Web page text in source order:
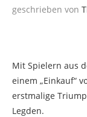
geschrieben von
Mit Spielern aus
einem „Einkauf“
erstmalige
Legden.